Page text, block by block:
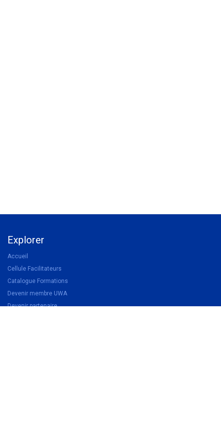
Explorer
Accueil
Cellule Facilitateurs
Catalogue Formations
Devenir membre UWA
Devenir partenaire